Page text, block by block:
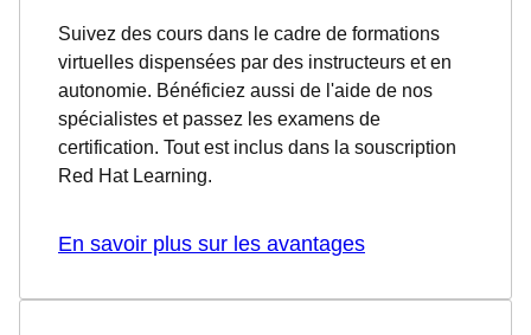
Suivez des cours dans le cadre de formations
virtuelles dispensées par des instructeurs et en
autonomie. Bénéficiez aussi de l'aide de nos
spécialistes et passez les examens de
certification. Tout est inclus dans la souscription
Red Hat Learning.
En savoir plus sur les avantages